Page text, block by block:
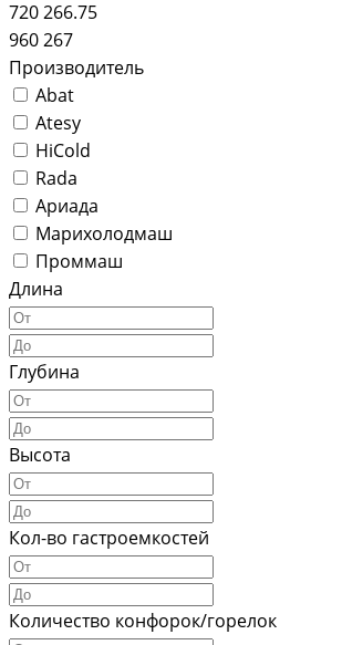
720 266.75
960 267
Производитель
Abat
Atesy
HiCold
Rada
Ариада
Марихолодмаш
Проммаш
Длина
Глубина
Высота
Кол-во гастроемкостей
Количество конфорок/горелок